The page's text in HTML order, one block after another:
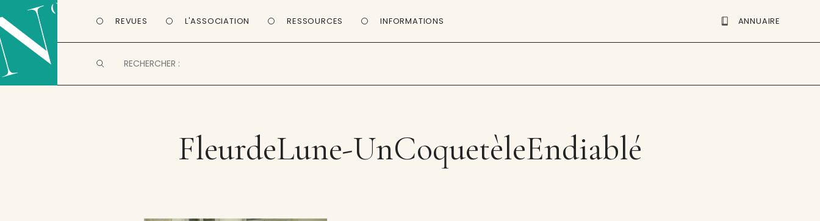
REVUES L'ASSOCIATION RESSOURCES INFORMATIONS ANNUAIRE
FleurdeLune-UnCoquetèleEndiablé